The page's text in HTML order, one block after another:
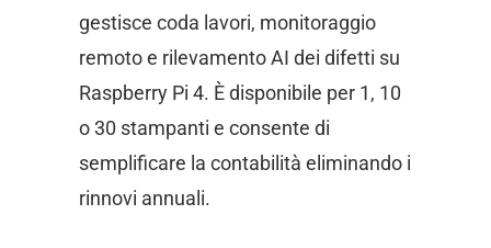
gestisce coda lavori, monitoraggio
remoto e rilevamento AI dei difetti su
Raspberry Pi 4. È disponibile per 1, 10
o 30 stampanti e consente di
semplificare la contabilità eliminando i
rinnovi annuali.